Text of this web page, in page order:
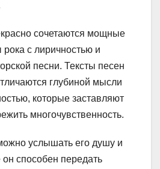
сочетаются мощные
с лиричностью и
песни. Тексты песен
глубиной мысли
которые заставляют
многочувственность.
услышать его душу и
он способен передать